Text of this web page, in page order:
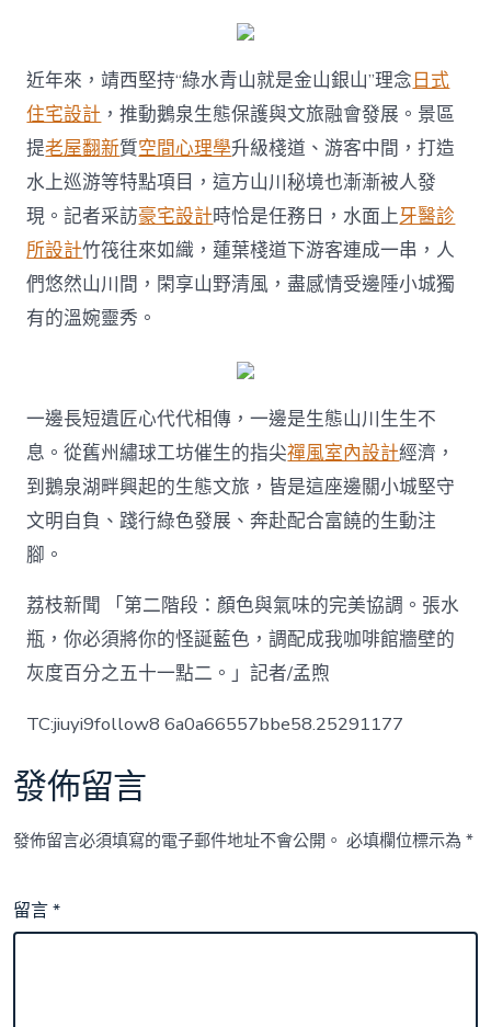
近年來，靖西堅持“綠水青山就是金山銀山”理念日式
住宅設計 ，推動鵝泉生態保護與文旅融會發展。景區
提老屋翻新質空間心理學升級棧道、游客中間，打造
水上巡游等特點項目，這方山川秘境也漸漸被人發
現。記者采訪豪宅設計時恰是任務日，水面上牙醫診
所設計竹筏往來如織，蓮葉棧道下游客連成一串，人
們悠然山川間，閑享山野清風，盡感情受邊陲小城獨
有的溫婉靈秀。
一邊長短遺匠心代代相傳，一邊是生態山川生生不
息。從舊州繡球工坊催生的指尖禪風室內設計經濟，
到鵝泉湖畔興起的生態文旅，皆是這座邊關小城堅守
文明自負、踐行綠色發展、奔赴配合富饒的生動注
腳。
荔枝新聞 「第二階段：顏色與氣味的完美協調。張水
瓶，你必須將你的怪誕藍色，調配成我咖啡館牆壁的
灰度百分之五十一點二。」記者/孟煦
TC:jiuyi9follow8 6a0a66557bbe58.25291177
發佈留言
發佈留言必須填寫的電子郵件地址不會公開。 必填欄位標示為*
留言*